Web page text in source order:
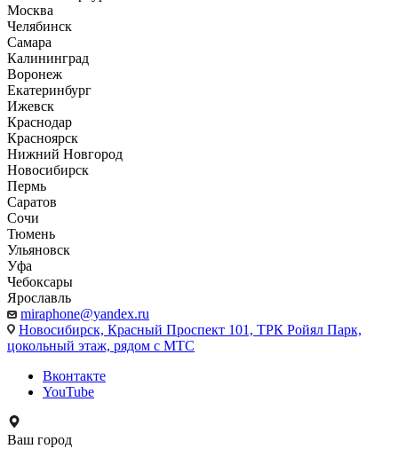
Москва
Челябинск
Самара
Калининград
Воронеж
Екатеринбург
Ижевск
Краснодар
Красноярск
Нижний Новгород
Новосибирск
Пермь
Саратов
Сочи
Тюмень
Ульяновск
Уфа
Чебоксары
Ярославль
miraphone@yandex.ru
Новосибирск, Красный Проспект 101, ТРК Ройял Парк,
цокольный этаж, рядом с МТС
Вконтакте
YouTube
Ваш город